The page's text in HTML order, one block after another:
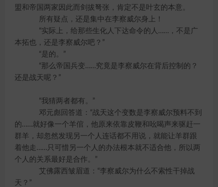
盟和帝国两家因此而剑拔弩张，肯定不是叶玄的本意。
所有疑点，还是集中在李察威尔身上！
“实际上，给那些生化人下达命令的人……，不是广
本拓也，还是李察威尔吧？”
“是的。”
“那么帝国兵变……究竟是李察威尔在背后控制的？
还是战天呢？”
“我猜两者都有。”
邓元彪回答道：“战天这个变数是李察威尔预料不到
的……就好像一个羊倌，他原来依靠皮鞭和吆喝声来驱赶一
群羊，却忽然发现另一个人连话都不用说，就能让羊群跟
着他走……只可惜另一个人的办法根本就不适合他，所以两
个人的关系最好是合作。”
艾佛露西皱眉道：“李察威尔为什么不索性干掉战
天？”